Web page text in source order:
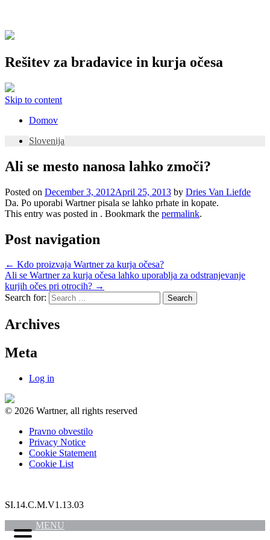
Rešitev za bradavice in kurja očesa
Skip to content
Domov
Slovenija
Ali se mesto nanosa lahko zmoči?
Posted on December 3, 2012April 25, 2013 by Dries Van Liefde
Da. Po uporabi Wartner pisala se lahko prhate in kopate.
This entry was posted in . Bookmark the permalink.
Post navigation
← Kdo proizvaja Wartner za kurja očesa?
Ali se Wartner za kurja očesa lahko uporablja za odstranjevanje
kurjih očes pri otrocih? →
Search for:
Archives
Meta
Log in
© 2026 Wartner, all rights reserved
Pravno obvestilo
Privacy Notice
Cookie Statement
Cookie List
SI.14.C.M.V1.13.03
MENU